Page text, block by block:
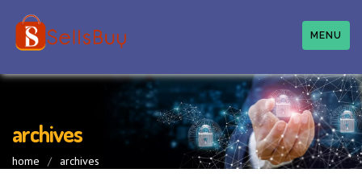
MENU
archives
home / archives